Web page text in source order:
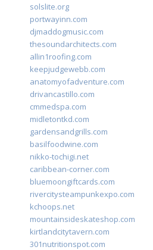
solslite.org
portwayinn.com
djmaddogmusic.com
thesoundarchitects.com
allin1roofing.com
keepjudgewebb.com
anatomyofadventure.com
drivancastillo.com
cmmedspa.com
midletontkd.com
gardensandgrills.com
basilfoodwine.com
nikko-tochigi.net
caribbean-corner.com
bluemoongiftcards.com
rivercitysteampunkexpo.com
kchoops.net
mountainsideskateshop.com
kirtlandcitytavern.com
301nutritionspot.com